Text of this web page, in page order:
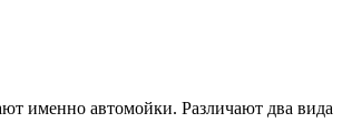
именно автомойки. Различают два вида